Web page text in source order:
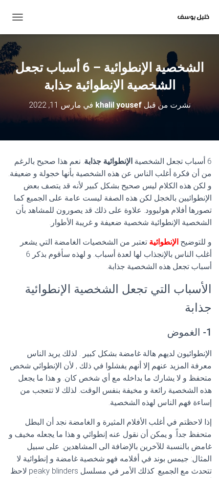
ب
د
ي
ل
ا
الشخصية الإنطوائية – 6 أسباب تجعل
الشخصية الإنطوائية جذابة
نشرت من قبلkhalil yousef في مارس 11, 2022
6 أسباب تجعل الشخصية الإنطوائية جذابة. نعم هذا صحيح بالرغم
من أن فكرة أغلب الناس عن هذه الشخصية بأنها خجولة و ضعيفة.
و لكن هذه الكلام ليس صحيح بشكل كبير لأنه قد يتصف بعض
الإنطوائيين بالخجل لكن هذه الصفة ليست عامة على الجميع كما
تصورها أفلام هوليوود. علاوة على ذلك قد يصورون للمشاهد بأن
الشخصية الإنطوائية شخصية ضعيفة و غريبة الأطوار.
و للتوضيح الإنطوائية تعتبر من الشخصيات الغامضة التي يشعر
أغلب الناس بالإنجذاب لها لعدة أسباب. و لهذه سأقوم بذكر 6
أسباب تجعل هذه الشخصية جذابة.
الأسباب التي تجعل الشخصية الإنطوائية
جذابة
1- الغموض
الإنطوائيون لديهم هالة غامضة بشكل كبير . لذلك يريد الناس
معرفة المزيد عنهم إلا أنهم يفشلوا في ذلك , لأن الإنطوائي شخص
متحفظ و لا يشارك ما بداخله مع أي شخص كان. و هذا ما يجعل
هذه الشخصية رائعة و مخيفة بنفس الوقت. لذلك لا تتعجب من
إساءة فهم الناس لهذه الشخصية.
إذا لاحظتم في أغلب الأفلام المثيرة و الغامضة نجد أن البطل
متحفظ جداً. و يمكن أن نقول عنه إنطوائي و هذا ما يجعله مخيف و
غامض بالنسبة للآخرين بالإضافة الى المشاهدين. على سبيل
المثال: جيمس بوند في أفلامه فهو شخصية غامضة و إنطوائية لا
تتحدث مع الجميع. كذلك الأمر في مسلسل peaky blinders لاحظ